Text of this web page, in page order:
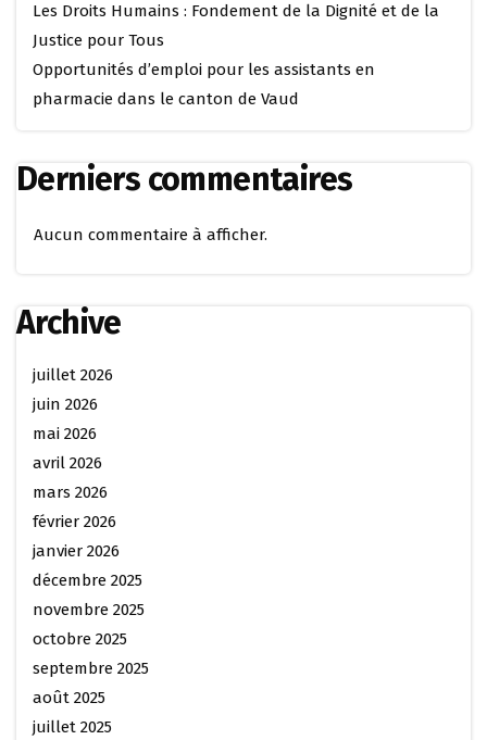
Les Droits Humains : Fondement de la Dignité et de la
Justice pour Tous
Opportunités d’emploi pour les assistants en
pharmacie dans le canton de Vaud
Derniers commentaires
Aucun commentaire à afficher.
Archive
juillet 2026
juin 2026
mai 2026
avril 2026
mars 2026
février 2026
janvier 2026
décembre 2025
novembre 2025
octobre 2025
septembre 2025
août 2025
juillet 2025